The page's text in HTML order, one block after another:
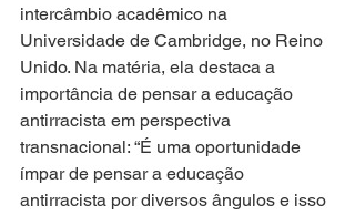
intercâmbio acadêmico na
Universidade de Cambridge, no Reino
Unido. Na matéria, ela destaca a
importância de pensar a educação
antirracista em perspectiva
transnacional: “É uma oportunidade
ímpar de pensar a educação
antirracista por diversos ângulos e isso